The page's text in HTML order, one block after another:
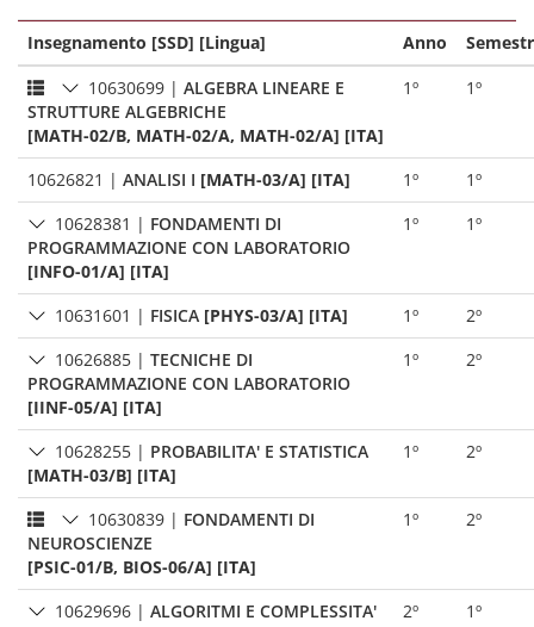
Insegnamento [SSD] [Lingua] Anno
10630699 | ALGEBRA LINEARE E
STRUTTURE ALGEBRICHE
[MATH-02/B, MATH-02/A, MATH-02/A] [ITA]
1º 1º
10626821 | ANALISI I [MATH-03/A] [ITA] 1º
1º
10628381 | FONDAMENTI DI
PROGRAMMAZIONE CON LABORATORIO
[INFO-01/A] [ITA]
1º 1º
10631601 | FISICA [PHYS-03/A] [ITA] 1º
2º
10626885 | TECNICHE DI
PROGRAMMAZIONE CON LABORATORIO
[IINF-05/A] [ITA]
1º 2º
10628255 | PROBABILITA' E STATISTICA
[MATH-03/B] [ITA]
1º 2º
10630839 | FONDAMENTI DI
NEUROSCIENZE
[PSIC-01/B, BIOS-06/A] [ITA]
1º 2º
10629696 | ALGORITMI E COMPLESSITA'
2º 1º